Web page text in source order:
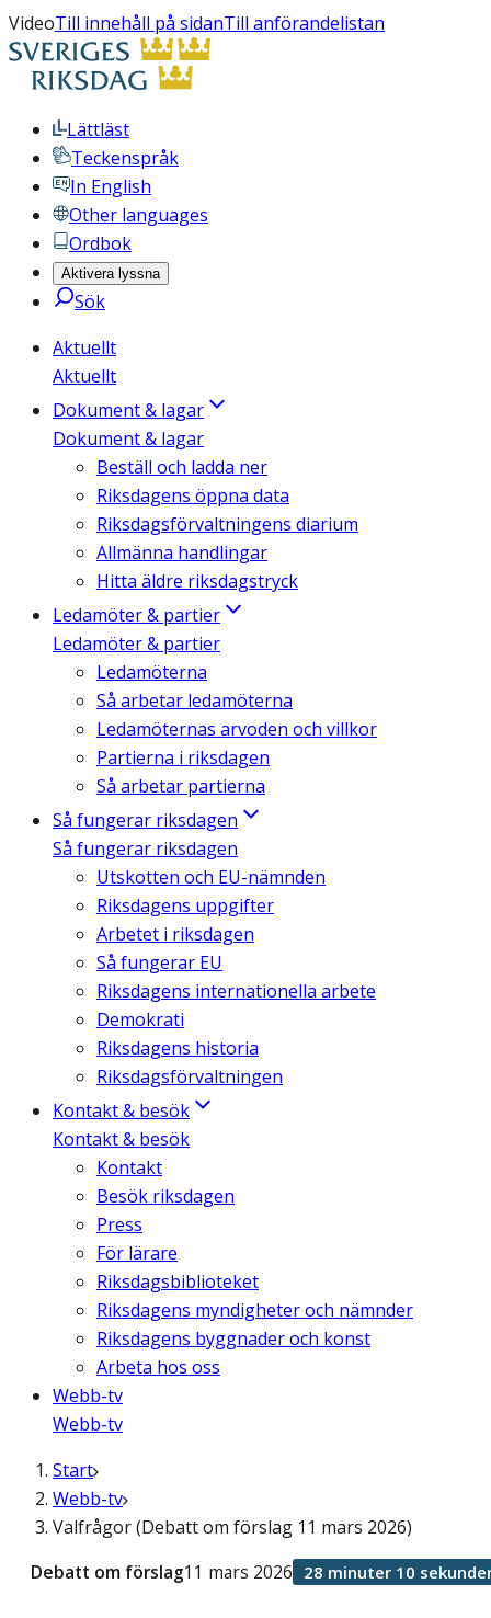
VideoTill innehåll på sidanTill anförandelistan
Lättläst
Teckenspråk
In English
Other languages
Ordbok
Aktivera lyssna
Sök
Aktuellt
Aktuellt
Dokument & lagar
Dokument & lagar
Beställ och ladda ner
Riksdagens öppna data
Riksdagsförvaltningens diarium
Allmänna handlingar
Hitta äldre riksdagstryck
Ledamöter & partier
Ledamöter & partier
Ledamöterna
Så arbetar ledamöterna
Ledamöternas arvoden och villkor
Partierna i riksdagen
Så arbetar partierna
Så fungerar riksdagen
Så fungerar riksdagen
Utskotten och EU-nämnden
Riksdagens uppgifter
Arbetet i riksdagen
Så fungerar EU
Riksdagens internationella arbete
Demokrati
Riksdagens historia
Riksdagsförvaltningen
Kontakt & besök
Kontakt & besök
Kontakt
Besök riksdagen
Press
För lärare
Riksdagsbiblioteket
Riksdagens myndigheter och nämnder
Riksdagens byggnader och konst
Arbeta hos oss
Webb-tv
Webb-tv
Start
Webb-tv
Valfrågor (Debatt om förslag 11 mars 2026)
Debatt om förslag11 mars 2026 28 minuter 10